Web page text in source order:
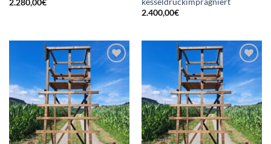
2.280,00€
2.400,00€
Add to
wishlist
Add to
wishlist